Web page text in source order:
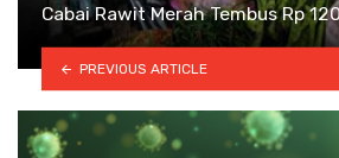
Cabai Rawit Merah Tembus Rp
PREVIOUS ARTICLE